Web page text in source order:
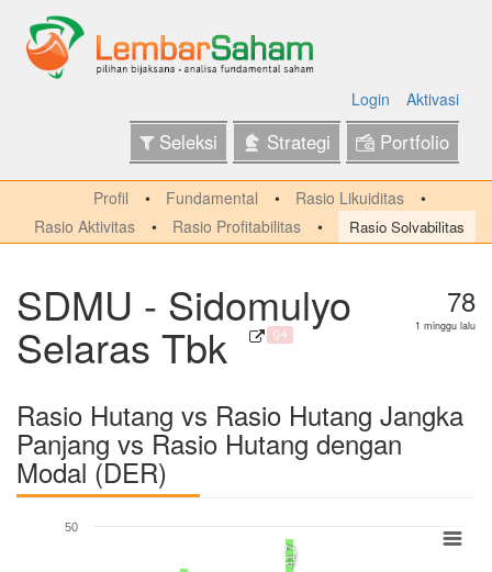
Login Aktivasi
Seleksi Strategi Portfolio
Profil Fundamental
Rasio Likuiditas
Rasio Aktivitas
Rasio Profitabilitas Rasio Solvabilitas
SDMU - Sidomulyo
Selaras Tbk Q4
78
1 minggu lalu
Rasio Hutang vs Rasio Hutang Jangka
Panjang vs Rasio Hutang dengan
Modal (DER)
41,7
50